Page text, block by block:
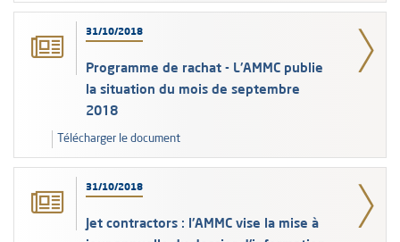
31/10/2018
Programme de rachat - L'AMMC publie
la situation du mois de septembre
2018
Télécharger le document
31/10/2018
Jet contractors : l'AMMC vise la mise à